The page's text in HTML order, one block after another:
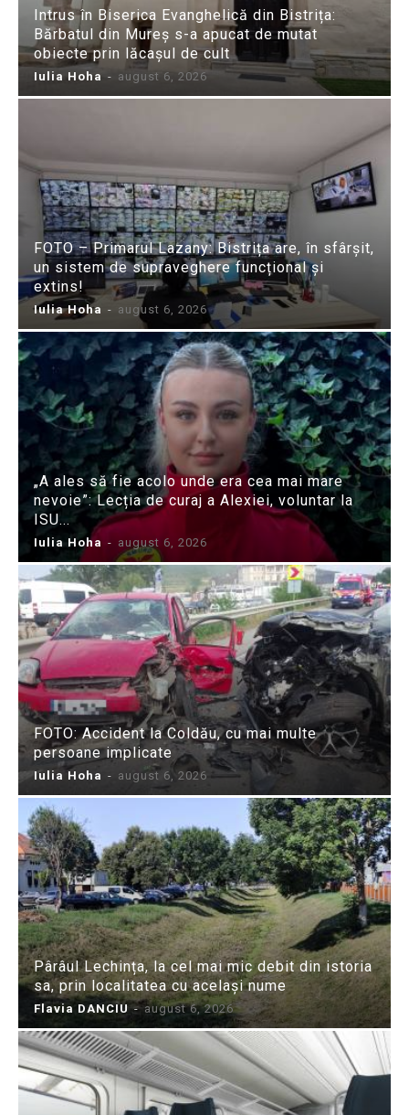
Intrus în Biserica Evanghelică din Bistrița:
Bărbatul din Mureș s-a apucat de mutat
obiecte prin lăcașul de cult
Iulia Hoha - august 6, 2026
FOTO – Primarul Lazany: Bistrița are, în sfârșit,
un sistem de supraveghere funcțional și
extins!
Iulia Hoha - august 6, 2026
„A ales să fie acolo unde era cea mai mare
nevoie”: Lecția de curaj a Alexiei, voluntar la
ISU...
Iulia Hoha - august 6, 2026
FOTO: Accident la Coldău, cu mai multe
persoane implicate
Iulia Hoha - august 6, 2026
Pârâul Lechința, la cel mai mic debit din istoria
sa, prin localitatea cu același nume
Flavia DANCIU - august 6, 2026